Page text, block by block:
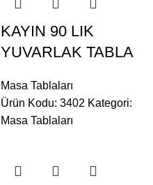
KAYIN 90 LIK
YUVARLAK TABLA
Masa Tablaları
Ürün Kodu: 3402 Kategori:
Masa Tablaları